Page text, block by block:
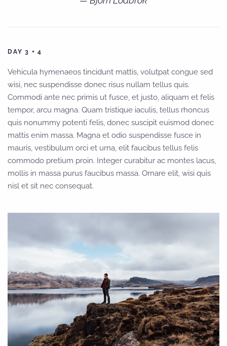
DAY 3 + 4
Vehicula hymenaeos tincidunt mattis, volutpat congue sed
wisi, nec suspendisse donec risus nullam tellus quis.
Commodi ante nec primis ut fusce, et justo, aliquam et felis
tempor, arcu magna. Quam tristique iaculis, tellus rhoncus
quis nonummy potenti felis, donec suscipit euismod donec
mattis enim massa. Magna et odio suspendisse fusce in
mauris, vestibulum orci et urna, elit faucibus tellus felis
commodo pretium proin. Integer curabitur ac montes lacus,
mollis in massa purus faucibus massa. Ornare elit, wisi quis
nisl et sit nec consequat.